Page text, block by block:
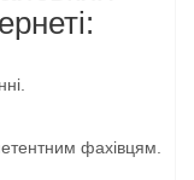
фахівцям.